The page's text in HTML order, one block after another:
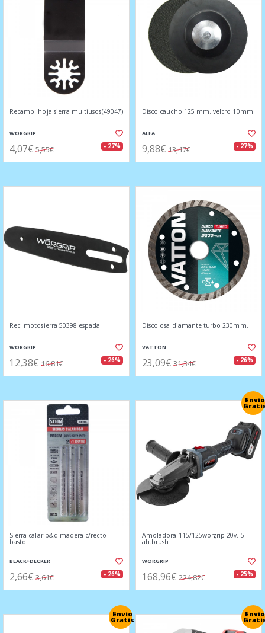
Recamb. hoja sierra multiusos(49047)
WORGRIP
4,07€ 5,55€ - 27%
Disco caucho 125 mm. velcro 10mm.
ALFA
9,88€ 13,47€ - 27%
Rec. motosierra 50398 espada
WORGRIP
12,38€ 16,81€ - 26%
Disco osa diamante turbo 230mm.
VATTON
23,09€ 31,34€ - 26%
Sierra calar b&d madera c/recto
basto
BLACK+DECKER
2,66€ 3,61€ - 26%
Envío
Amoladora 115/125worgrip 20v. 5
ah.brush
WORGRIP
168,96€ 224,82€ - 25%
Envío
Gratis
Envío